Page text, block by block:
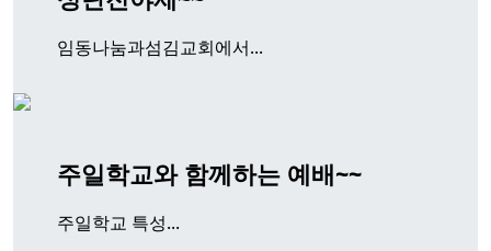
임동나눔과섬김교회에서...
주일학교와 함께하는 예배~~
주일학교 특성...